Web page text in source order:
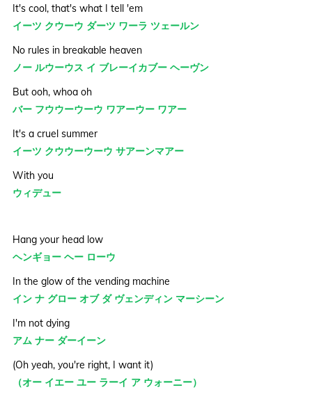
It's cool, that's what I tell 'em
イーツ クウーウ ダーツ ワーラ ツェールン
No rules in breakable heaven
ノー ルウーウス イ ブレーイカブー ヘーヴン
But ooh, whoa oh
バー フウウーウーウ ワアーウー ワアー
It's a cruel summer
イーツ クウウーウーウ サアーンマアー
With you
ウィデュー
Hang your head low
ヘンギョー ヘー ローウ
In the glow of the vending machine
イン ナ グロー オブ ダ ヴェンディン マーシーン
I'm not dying
アム ナー ダーイーン
(Oh yeah, you're right, I want it)
（オー イエー ユー ラーイ ア ウォーニー）